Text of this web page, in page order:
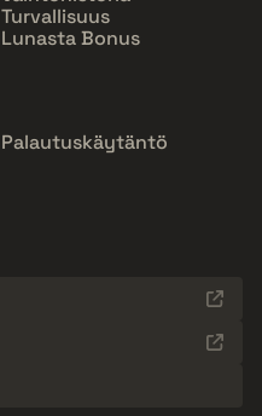
Turvallisuus
Lunasta Bonus
Palautuskäytäntö